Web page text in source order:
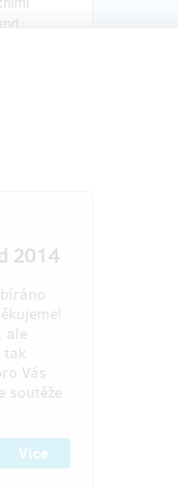
2014
ale
tak
Vás
soutěže
Více